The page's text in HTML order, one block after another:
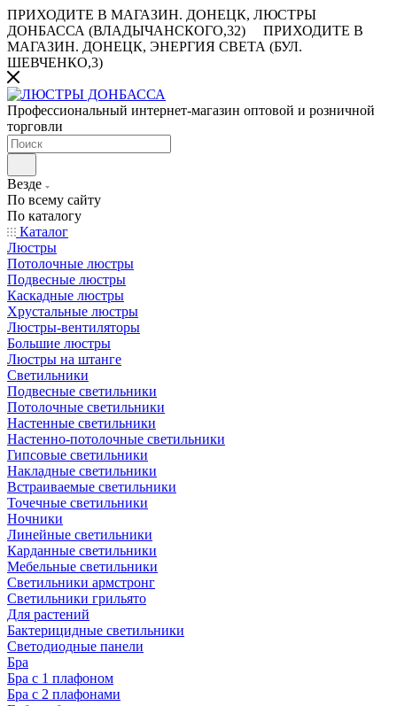
ПРИХОДИТЕ В МАГАЗИН. ДОНЕЦК, ЛЮСТРЫ
ДОНБАССА (ВЛАДЫЧАНСКОГО,32)
ПРИХОДИТЕ В
МАГАЗИН. ДОНЕЦК, ЭНЕРГИЯ СВЕТА (БУЛ.
ШЕВЧЕНКО,3)
Профессиональный интернет-магазин оптовой и розничной
торговли
Везде
По всему сайту
По каталогу
Каталог
Люстры
Потолочные люстры
Подвесные люстры
Каскадные люстры
Хрустальные люстры
Люстры-вентиляторы
Большие люстры
Люстры на штанге
Светильники
Подвесные светильники
Потолочные светильники
Настенные светильники
Настенно-потолочные светильники
Гипсовые светильники
Накладные светильники
Встраиваемые светильники
Точечные светильники
Ночники
Линейные светильники
Карданные светильники
Мебельные светильники
Светильники армстронг
Светильники грильято
Для растений
Бактерицидные светильники
Светодиодные панели
Бра
Бра с 1 плафоном
Бра с 2 плафонами